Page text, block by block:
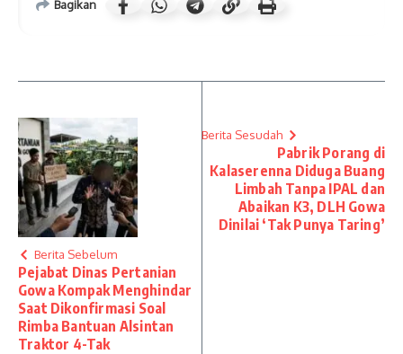
Bagikan
Berita Sebelum
Pejabat Dinas Pertanian
Gowa Kompak Menghindar
Saat Dikonfirmasi Soal
Rimba Bantuan Alsintan
Traktor 4-Tak
Berita Sesudah
Pabrik Porang di
Kalaserenna Diduga Buang
Limbah Tanpa IPAL dan
Abaikan K3, DLH Gowa
Dinilai ‘Tak Punya Taring’